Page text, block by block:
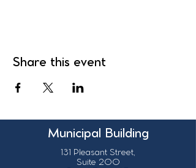
Share this event
Municipal Building
131 Pleasant Street,
Suite 200